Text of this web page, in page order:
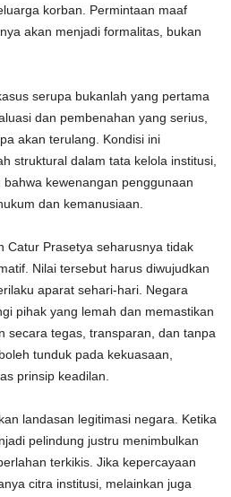
korban. Permintaan maaf
akan menjadi formalitas, bukan
serupa bukanlah yang pertama
dan pembenahan yang serius,
akan terulang. Kondisi ini
struktural dalam tata kelola institusi,
kewenangan penggunaan
dan kemanusiaan.
Catur Prasetya seharusnya tidak
Nilai tersebut harus diwujudkan
aparat sehari-hari. Negara
pihak yang lemah dan memastikan
secara tegas, transparan, dan tanpa
tunduk pada kekuasaan,
prinsip keadilan.
landasan legitimasi negara. Ketika
pelindung justru menimbulkan
terkikis. Jika kepercayaan
citra institusi, melainkan juga